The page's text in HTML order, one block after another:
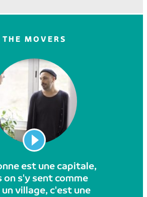
THE MOVERS
est une capitale,
on s'y sent comme
village, c'est une